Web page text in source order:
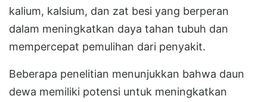
kalium, kalsium, dan zat besi yang berperan
dalam meningkatkan daya tahan tubuh dan
mempercepat pemulihan dari penyakit.
Beberapa penelitian menunjukkan bahwa daun
dewa memiliki potensi untuk meningkatkan